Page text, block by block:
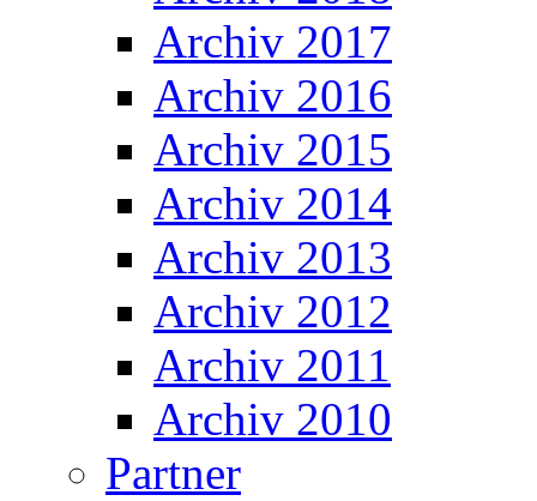
Archiv 2017
Archiv 2016
Archiv 2015
Archiv 2014
Archiv 2013
Archiv 2012
Archiv 2011
Archiv 2010
Partner